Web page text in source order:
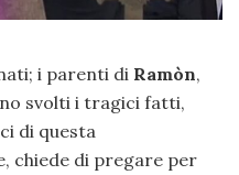
i parenti di Ramòn,
svolti i tragici fatti,
di questa
chiede di pregare per